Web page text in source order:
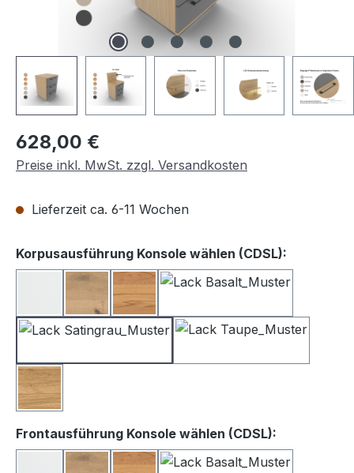
Regulärer Preis:
628,00 €
Preise inkl. MwSt. zzgl. Versandkosten
Lieferzeit ca. 6-11 Wochen
Korpusausführung Konsole wählen (CDSL):
BalkeneicheKernbuche
Wildeiche
Frontausführung Konsole wählen (CDSL):